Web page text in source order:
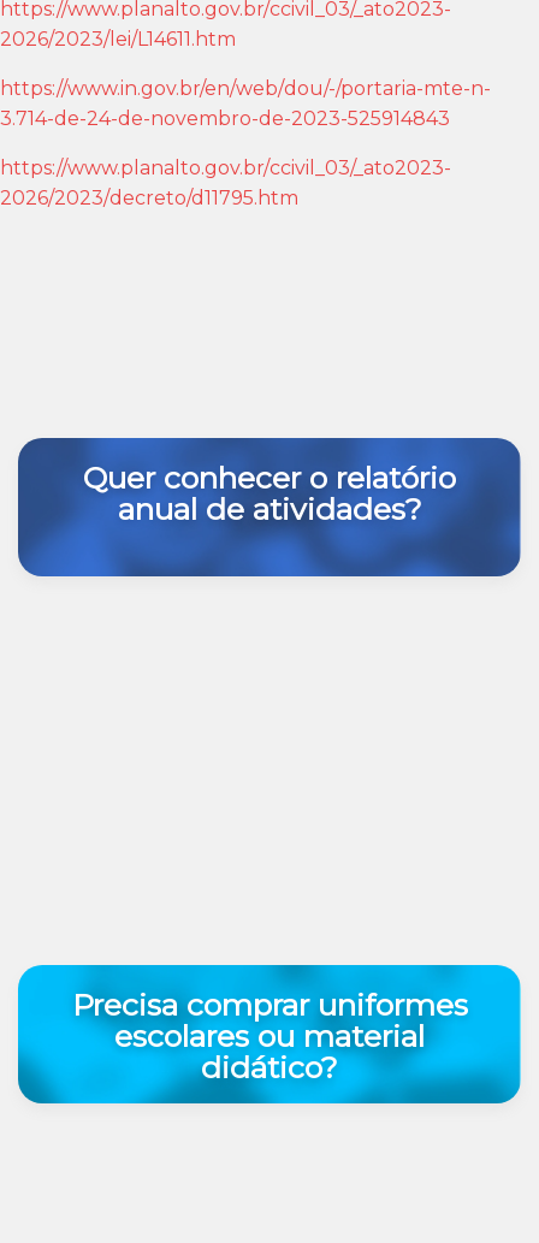
https://www.planalto.gov.br/ccivil_03/_ato2023-
2026/2023/lei/L14611.htm
https://www.in.gov.br/en/web/dou/-/portaria-mte-n-
3.714-de-24-de-novembro-de-2023-525914843
https://www.planalto.gov.br/ccivil_03/_ato2023-
2026/2023/decreto/d11795.htm
Quer conhecer o relatório
anual de atividades?
Precisa comprar uniformes
escolares ou material
didático?